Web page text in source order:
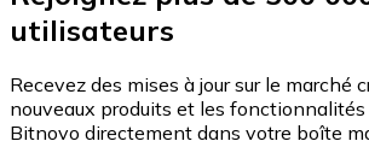
utilisateurs
Recevez des mises à jour sur le marché
nouveaux produits et les fonctionnalités
Bitnovo directement dans votre boîte